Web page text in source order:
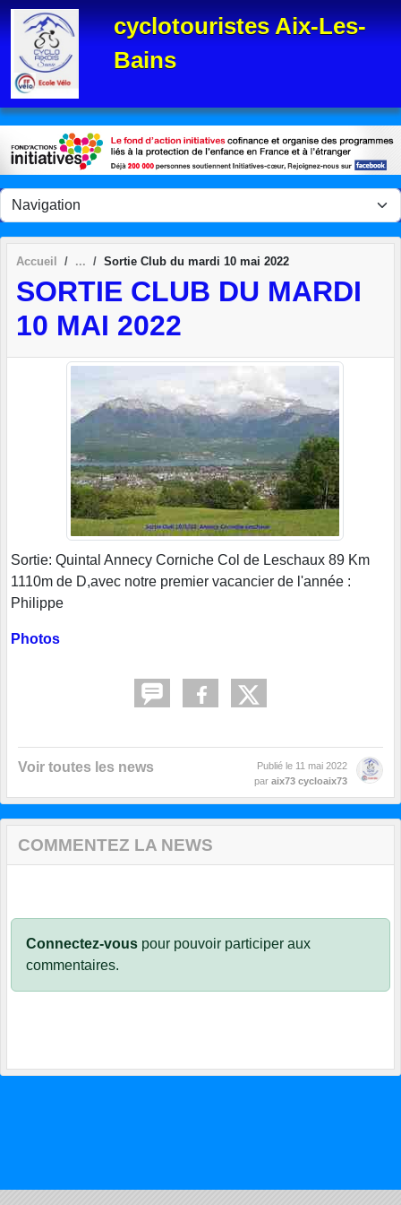
cyclotouristes Aix-Les-
Bains
Accueil Sortie Club du mardi 10 mai 2022
SORTIE CLUB DU MARDI
10 MAI 2022
Sortie: Quintal Annecy Corniche Col de Leschaux 89 Km
1110m de D,avec notre premier vacancier de l'année :
Philippe
Photos
Voir toutes les news Publié le 11 mai 2022
par aix73 cycloaix73
COMMENTEZ LA NEWS
Connectez-vous pour pouvoir participer aux
commentaires.
Panneau de gestion des cookies